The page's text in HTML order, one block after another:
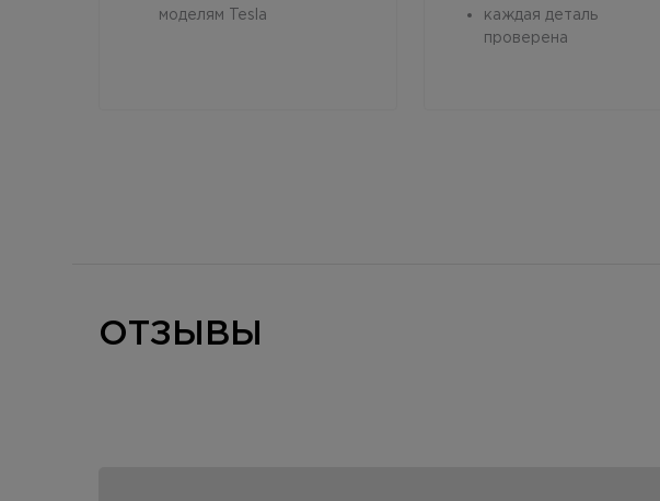
моделям Tesla
каждая деталь
проверена
ОТЗЫВЫ